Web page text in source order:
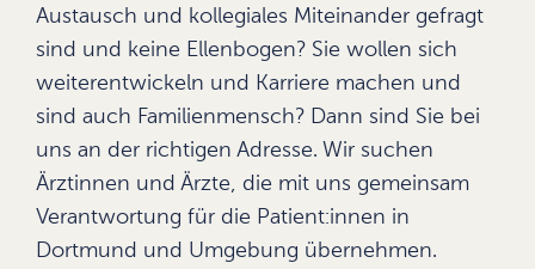
Austausch und kollegiales Miteinander gefragt
sind und keine Ellenbogen? Sie wollen sich
weiterentwickeln und Karriere machen und
sind auch Familienmensch? Dann sind Sie bei
uns an der richtigen Adresse. Wir suchen
Ärztinnen und Ärzte, die mit uns gemeinsam
Verantwortung für die Patient:innen in
Dortmund und Umgebung übernehmen.